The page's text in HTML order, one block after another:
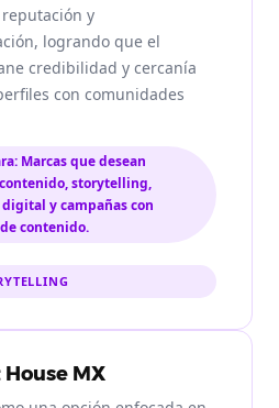
y
logrando que el
credibilidad y cercanía
con comunidades
Marcas que desean
storytelling,
y campañas con
contenido.
MX